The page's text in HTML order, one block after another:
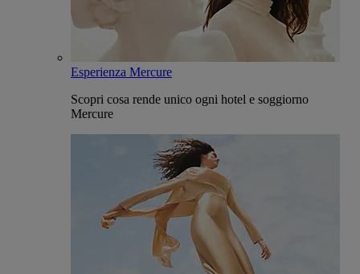
Esperienza Mercure
Scopri cosa rende unico ogni hotel e soggiorno
Mercure